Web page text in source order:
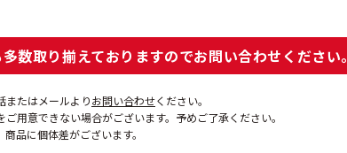
数取り揃えておりますのでお問い合わせください。
またはメールよりお問い合わせください。
用意できない場合がございます。予めご了承ください。
品に個体差がございます。